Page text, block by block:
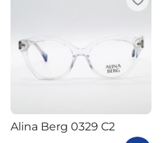
Alina Berg 0329 C2